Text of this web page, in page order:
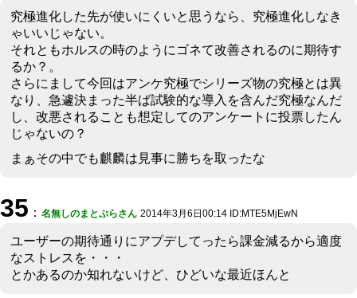
究極進化した先が使いにくいと思うなら、究極進化しなき
ゃいいじゃない。
それともホルスの時のようにゴネて改善されるのに期待す
るか？。
さらにまして今回はアンケ究極でシリーズ物の究極とは異
なり、急遽決まった半ば試験的な導入を含んだ究極なんだ
し、改悪されることも想定してのアンケートに投票したん
じゃないの？
まぁその中でも麒麟は見事に勝ちを取ったな
35 ： 名無しのまとぷらさん 2014年3月6日00:14 ID:MTE5MjEwN
ユーザーの期待通りにアプデしてったら課金減るから適度
なストレスを・・・
とかあるのか知れないけど、ひどいな最近ほんと